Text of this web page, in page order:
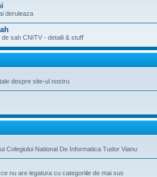
deruleaza
sah CNITV - detalii & stuff
despre site-ul nostru
Colegiului National De Informatica Tudor Vianu
nu are legatura cu categoriile de mai sus